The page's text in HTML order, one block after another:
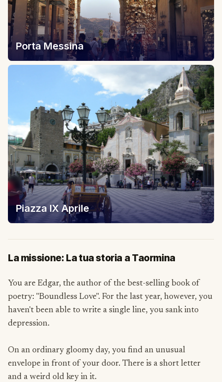
Porta Messina
Piazza IX Aprile
La missione: La tua storia a Taormina
You are Edgar, the author of the best-selling book of
poetry: "Boundless Love". For the last year, however, you
haven't been able to write a single line, you sank into
depression.
On an ordinary gloomy day, you find an unusual
envelope in front of your door. There is a short letter
and a weird old key in it.